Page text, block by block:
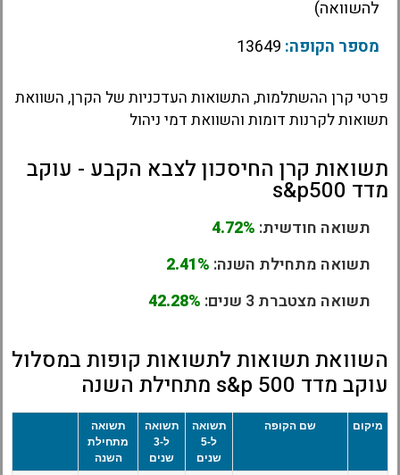
להשוואה)
מספר הקופה:
פרטי קרן ההשתלמות, התשואות העדכניות של הקרן, השוואת
תשואות לקרנות דומות והשוואת דמי ניהול
תשואות קרן החיסכון לצבא הקבע - עוקב
מדד s&p500
תשואה חודשית: 4.72%
תשואה מתחילת השנה: 2.41%
תשואה מצטברת 3 שנים:
42.28%
השוואת תשואות לתשואות קופות במסלול
עוקב מדד s&p 500 מתחילת השנה
מיקום שם הקופה
תשואה
ל-5
שנים
תשואה
ל-3
שנים
תשואה
מתחילת
השנה